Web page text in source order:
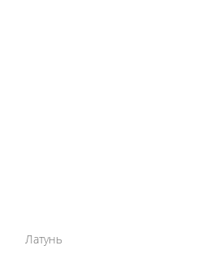
Латунь